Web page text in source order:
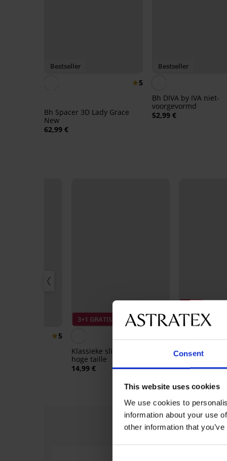
Consent
This website uses cookies
We use cookies to
information about your use
other information that
Bestseller
5
Bh Spacer 3D Lady Grace
New
62,99 €
Bestseller
Bh DIVA by IVA niet-
voorgevormd
52,99 €
5
3+1 GRATIS
Klassieke slip Mona met
hoge taille
14,99 €
Korting -40%
Klassieke slip